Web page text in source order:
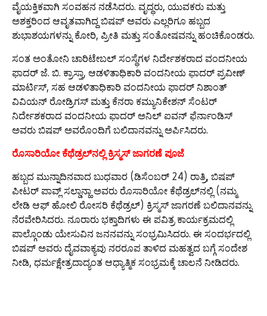
ವೈಯಕ್ತಿಕವಾಗಿ ಸಂವಹನ ನಡೆಸಿದರು. ವೃದ್ಧರು, ಯುವಕರು ಮತ್ತು
ಅಶಕ್ತರಿಂದ ಆವೃತವಾಗಿದ್ದ ಬಿಷಪ್ ಅವರು ಎಲ್ಲರಿಗೂ ಹಬ್ಬದ
ಶುಭಾಶಯಗಳನ್ನು ಕೋರಿ, ಪ್ರೀತಿ ಮತ್ತು ಸಂತೋಷವನ್ನು ಹಂಚಿಕೊಂಡರು.
ಸಂತ ಅಂತೋನಿ ಚಾರಿಟೇಬಲ್ ಸಂಸ್ಥೆಗಳ ನಿರ್ದೇಶಕರಾದ ವಂದನೀಯ
ಫಾದರ್ ಜೆ. ಬಿ. ಕ್ರಾಸ್ತಾ, ಆಡಳಿತಾಧಿಕಾರಿ ವಂದನೀಯ ಫಾದರ್ ಪ್ರವೀಣ್
ಮಾರ್ಟಿಸ್, ಸಹ ಆಡಳಿತಾಧಿಕಾರಿ ವಂದನೀಯ ಫಾದರ್ ನಿಶಾಂತ್
ವಿವಿಯನ್ ರೋಡ್ರಿಗಸ್ ಮತ್ತು ಕೆನರಾ ಕಮ್ಯುನಿಕೇಶನ್ ಸೆಂಟರ್
ನಿರ್ದೇಶಕರಾದ ವಂದನೀಯ ಫಾದರ್ ಅನಿಲ್ ಐವನ್ ಫೆರ್ನಾಂಡಿಸ್
ಅವರು ಬಿಷಪ್ ಅವರೊಂದಿಗೆ ಬಲಿದಾನವನ್ನು ಅರ್ಪಿಸಿದರು.
ರೊಸಾರಿಯೋ ಕೆಥೆಡ್ರಲ್‌ನಲ್ಲಿ ಕ್ರಿಸ್ಮಸ್ ಜಾಗರಣೆ ಪೂಜೆ
ಹಬ್ಬದ ಮುನ್ನಾದಿನವಾದ ಬುಧವಾರ (ಡಿಸೆಂಬರ್ 24) ರಾತ್ರಿ, ಬಿಷಪ್
ಪೀಟರ್ ಪಾವ್ಲ್ ಸಲ್ಡಾನ್ಹಾ ಅವರು ರೊಸಾರಿಯೋ ಕೆಥೆಡ್ರಲ್‌ನಲ್ಲಿ (ನಮ್ಮ
ಲೇಡಿ ಆಫ್ ಹೋಲಿ ರೋಸರಿ ಕೆಥೆಡ್ರಲ್) ಕ್ರಿಸ್ಮಸ್ ಜಾಗರಣೆ ಬಲಿದಾನವನ್ನು
ನೆರವೇರಿಸಿದರು. ನೂರಾರು ಭಕ್ತಾದಿಗಳು ಈ ಪವಿತ್ರ ಕಾರ್ಯಕ್ರಮದಲ್ಲಿ
ಪಾಲ್ಗೊಂಡು ಯೇಸುವಿನ ಜನನವನ್ನು ಸಂಭ್ರಮಿಸಿದರು. ಈ ಸಂದರ್ಭದಲ್ಲಿ
ಬಿಷಪ್ ಅವರು ದೈವವಾಕ್ಯವು ನರರೂಪ ತಾಳಿದ ಮಹತ್ವದ ಬಗ್ಗೆ ಸಂದೇಶ
ನೀಡಿ, ಧರ್ಮಕ್ಷೇತ್ರದಾದ್ಯಂತ ಆಧ್ಯಾತ್ಮಿಕ ಸಂಭ್ರಮಕ್ಕೆ ಚಾಲನೆ ನೀಡಿದರು.